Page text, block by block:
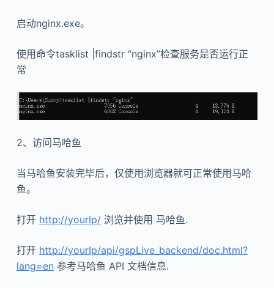
启动nginx.exe。
使用命令tasklist |findstr “nginx”检查服务是否运行正
常
2、访问马哈鱼
当马哈鱼安装完毕后，仅使用浏览器就可正常使用马哈
鱼。
打开 http://yourIp/浏览并使用 马哈鱼.
打开 http://yourIp/api/gspLive_backend/doc.html?
lang=en参考马哈鱼 API 文档信息.